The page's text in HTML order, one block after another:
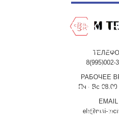
8(995)002-
РАБОЧЕЕ
Пн - Вс 08.00
EMAIL
eh@msi-